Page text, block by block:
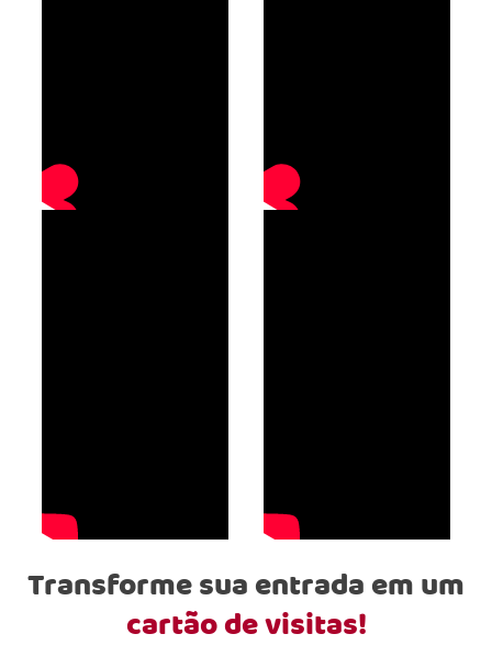
Transforme sua entrada em um
cartão de visitas!